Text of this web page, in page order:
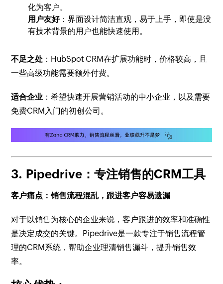
化为客户。
用户友好：界面设计简洁直观，易于上手，即使是没
有技术背景的用户也能快速使用。
不足之处 ：HubSpot CRM在扩展功能时，价格较高，且
一些高级功能需要额外付费。
适合企业 ：希望快速开展营销活动的中小企业，以及需要
免费CRM入门的初创公司。
3. Pipedrive：专注销售的CRM工具
客户痛点：销售流程混乱，跟进客户容易遗漏
对于以销售为核心的企业来说，客户跟进的效率和准确性
是决定成交的关键。Pipedrive是一款专注于销售流程管
理的CRM系统，帮助企业理清销售漏斗，提升销售效
率。